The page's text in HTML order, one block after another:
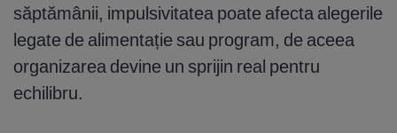
săptămânii, impulsivitatea poate afecta alegerile
legate de alimentație sau program, de aceea
organizarea devine un sprijin real pentru
echilibru.